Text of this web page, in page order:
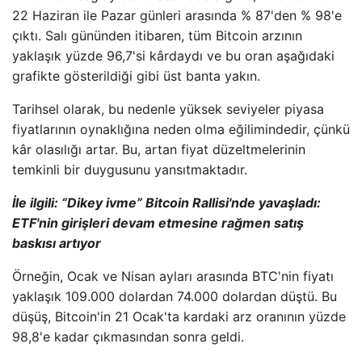
22 Haziran ile Pazar günleri arasında % 87'den % 98'e
çıktı. Salı gününden itibaren, tüm Bitcoin arzının
yaklaşık yüzde 96,7'si kârdaydı ve bu oran aşağıdaki
grafikte gösterildiği gibi üst banta yakın.
Tarihsel olarak, bu nedenle yüksek seviyeler piyasa
fiyatlarının oynaklığına neden olma eğilimindedir, çünkü
kâr olasılığı artar. Bu, artan fiyat düzeltmelerinin
temkinli bir duygusunu yansıtmaktadır.
İle ilgili: “Dikey ivme” Bitcoin Rallisi'nde yavaşladı:
ETF'nin girişleri devam etmesine rağmen satış
baskısı artıyor
Örneğin, Ocak ve Nisan ayları arasında BTC'nin fiyatı
yaklaşık 109.000 dolardan 74.000 dolardan düştü. Bu
düşüş, Bitcoin'in 21 Ocak'ta kardaki arz oranının yüzde
98,8'e kadar çıkmasından sonra geldi.